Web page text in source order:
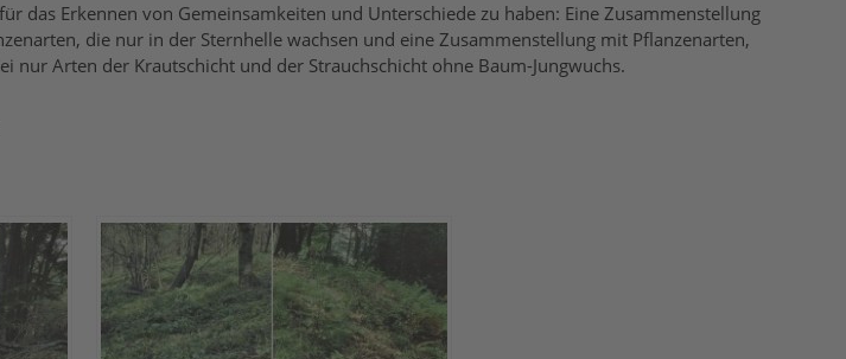
das Erkennen von Gemeinsamkeiten und Unterschiede zu haben: Eine Zusammenstellung
die nur in der Sternhelle wachsen und eine Zusammenstellung mit Pflanzenarten,
Arten der Krautschicht und der Strauchschicht ohne Baum-Jungwuchs.